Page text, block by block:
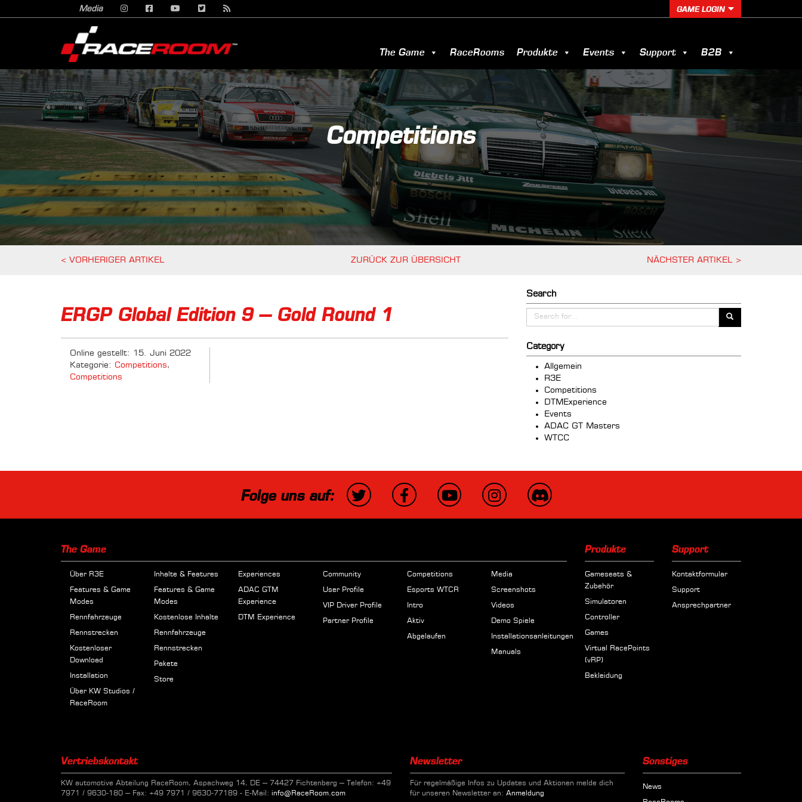
Media GAME LOGIN
The Game RaceRooms Produkte Events Support B2B
Competitions
< VORHERIGER ARTIKEL ZURÜCK ZUR ÜBERSICHT NÄCHSTER ARTIKEL >
ERGP Global Edition 9 – Gold Round 1
Online gestellt: 15. Juni 2022
Kategorie: Competitions,
Competitions
Search
Category
Allgemein
R3E
Competitions
DTMExperience
Events
ADAC GT Masters
WTCC
Folge uns auf:
The Game
Über R3E
Features & Game
Modes
Rennfahrzeuge
Rennstrecken
Kostenloser
Download
Installation
Über KW Studios /
RaceRoom
Inhalte & Features
Features & Game
Modes
Kostenlose Inhalte
Rennfahrzeuge
Rennstrecken
Pakete
Store
Experiences
ADAC GTM
Experience
DTM Experience
Community
User Profile
VIP Driver Profile
Partner Profile
Competitions
Esports WTCR
Intro
Aktiv
Abgelaufen
Media
Screenshots
Videos
Demo Spiele
Installationsanleitungen
Manuals
Produkte
Gameseats &
Zubehör
Simulatoren
Controller
Games
Virtual RacePoints
(vRP)
Bekleidung
Support
Kontaktformular
Support
Ansprechpartner
Vertriebskontakt
KW automotive Abteilung RaceRoom, Aspachweg 14, DE – 74427 Fichtenberg – Telefon: +49
7971 / 9630-180 – Fax: +49 7971 / 9630-77189 - E-Mail: info@RaceRoom.com
Newsletter
Für regelmäßige Infos zu Updates und Aktionen melde dich
für unseren Newsletter an: Anmeldung
Sonstiges
News